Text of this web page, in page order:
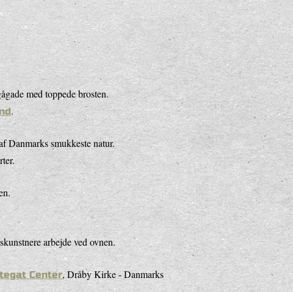
med toppede brosten.
.
Danmarks smukkeste natur.
arbejde ved ovnen.
Center, Dråby Kirke - Danmarks